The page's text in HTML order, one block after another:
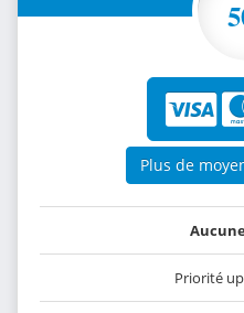
Plus de
Priorité